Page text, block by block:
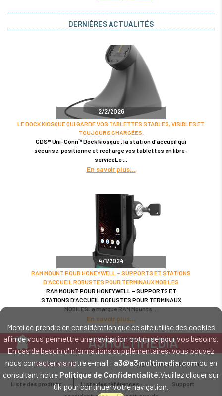
Merci de prendre en considération que ce site utilise des cookies
afin de vous permettre une navigation optimisé pour vos besoins.
En cas de besoin d'informations supplémentaires, vous pouvez
nous contacter via notre e-mail : a3@a3multimedia.comou en
consultant notre Politique de Confidentialité.Veuillez cliquer sur
Ok pour continuer votre navigation.
DERNIÈRES ACTUALITÉS
2/2/2026
LE DOCK KIOSQUE QUI GARDE VOS TABLETTES STABLES, VISIBLES ET
TOUJOURS CHARGÉES.
GDS® Uni-Conn™ Dock kiosque : la station d'accueil qui
sécurise, positionne et recharge vos tablettes en libre-
serviceLe
En savoir plus
4/1/2024
RAM MOUNT POUR HONEYWELL – SUPPORTS ET STATIONS
D'ACCUEIL ROBUSTES POUR TERMINAUX MOBILES
RAM MOUNT POUR HONEYWELL – SUPPORTS ET
STATIONS D'ACCUEIL ROBUSTES POUR TERMINAUX
MOBILESLa marque RAM Mounts
En savoir plus
A3MULTIMEDIA
LE SPÉCIALISTE MATÉRIEL ET LOGICIEL CODE BARRE
Intervention sur tout le territoire : Cholet - Nantes - Angers - Rennes - Le
Mans - Bordeaux - Paris - Lille - Brest - Toulouse - Marseille - Poitiers -
Caen - Lyon - Reims - Lorient - Vannes - Quimper - Rouen
02 52 45 00 20 a3@a3multimedia.com
Liste des produits Liste des références Support
Mentions légales-Politique de